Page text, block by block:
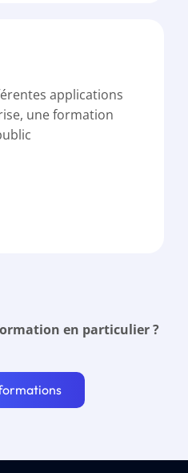
applications
une formation
en particulier ?